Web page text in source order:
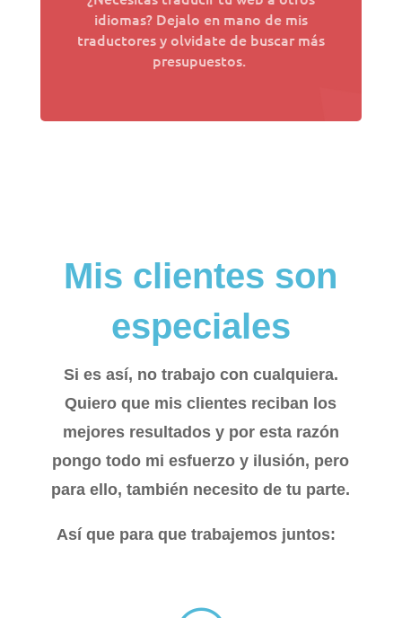
idiomas? Dejalo en mano de mis
traductores y olvidate de buscar más
presupuestos.
Mis clientes son
especiales
Si es así, no trabajo con cualquiera.
Quiero que mis clientes reciban los
mejores resultados y por esta razón
pongo todo mi esfuerzo y ilusión, pero
para ello, también necesito de tu parte.
Así que para que trabajemos juntos: